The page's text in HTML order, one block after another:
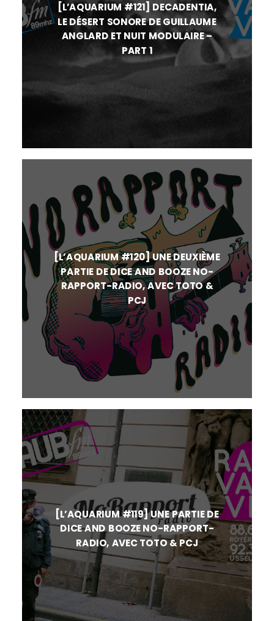
[L’AQUARIUM #121] DECADENTIA,
LE DÉSERT SONORE DE GUILLAUME
ANGLARD ET NUIT MODULAIRE –
PART 1
[L’AQUARIUM #120] UNE DEUXIÈME
PARTIE DE DICE AND BOOZE NO-
RAPPORT-RADIO, AVEC TOTO &
PCJ
[L’AQUARIUM #119] UNE PARTIE DE
DICE AND BOOZE NO-RAPPORT-
RADIO, AVEC TOTO & PCJ